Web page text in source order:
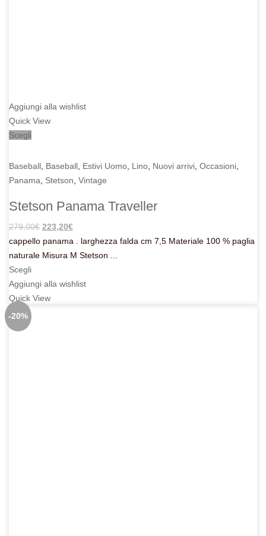
Aggiungi alla wishlist
Quick View
Scegli
Baseball, Baseball, Estivi Uomo, Lino, Nuovi arrivi, Occasioni,
Panama, Stetson, Vintage
Stetson Panama Traveller
279,00€ Il
prezzo
originale
279,00€.
223,20€Il
prezzo
attuale
223,20€.
cappello panama . larghezza falda cm 7,5 Materiale 100 % paglia
naturale Misura M Stetson ...
Scegli
Aggiungi alla wishlist
Quick View
-20%